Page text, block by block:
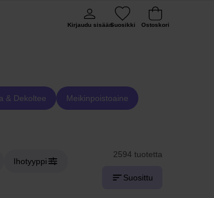
Kirjaudu sisäänSuosikki Ostoskori
& Dekoltee Meikinpoistoaine
Ihotyyppi
2594 tuotetta
Suosittu